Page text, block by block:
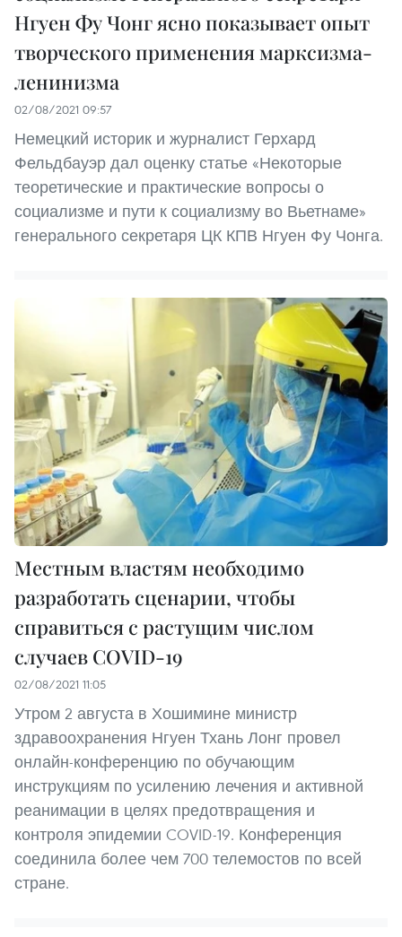
Нгуен Фу Чонг ясно показывает опыт
творческого применения марксизма-
ленинизма
02/08/2021 09:57
Немецкий историк и журналист Герхард
Фельдбауэр дал оценку статье «Некоторые
теоретические и практические вопросы о
социализме и пути к социализму во Вьетнаме»
генерального секретаря ЦК КПВ Нгуен Фу Чонга.
Местным властям необходимо
разработать сценарии, чтобы
справиться с растущим числом
случаев COVID-19
02/08/2021 11:05
Утром 2 августа в Хошимине министр
здравоохранения Нгуен Тхань Лонг провел
онлайн-конференцию по обучающим
инструкциям по усилению лечения и активной
реанимации в целях предотвращения и
контроля эпидемии COVID-19. Конференция
соединила более чем 700 телемостов по всей
стране.